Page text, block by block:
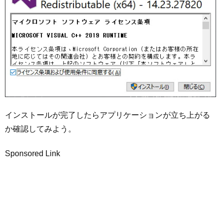
インストールが完了したらアプリケーションが立ち上がる
か確認してみよう。
Sponsored Link